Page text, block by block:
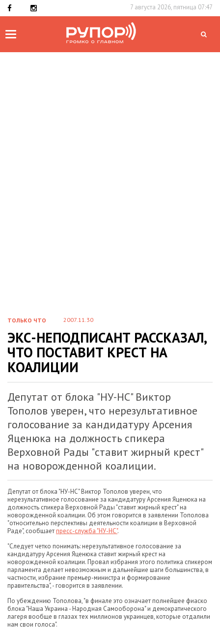
7 августа 2026, пятница 07:47
Toggle
ТОЛЬКО ЧТО 2007.11.30
ЭКС-НЕПОДПИСАНТ РАССКАЗАЛ,
ЧТО ПОСТАВИТ КРЕСТ НА
КОАЛИЦИИ
Депутат от блока "НУ-НС" Виктор
Тополов уверен, что нерезультативное
голосование за кандидатуру Арсения
Яценюка на должность спикера
Верховной Рады "ставит жирный крест"
на новорожденной коалиции.
Депутат от блока "НУ-НС" Виктор Тополов уверен, что
нерезультативное голосование за кандидатуру Арсения Яценюка на
должность спикера Верховной Рады "ставит жирный крест" на
новорожденной коалиции. Об этом говорится в заявлении Тополова
"относительно перспективы деятельности коалиции в Верховной
Раде", сообщаетпресс-служба "НУ-НС".
"Следует четко понимать: нерезультативное голосование за
кандидатуру Арсения Яценюка ставит жирный крест на
новорожденной коалиции. Провал избрания этого политика спикером
парламента делает невозможным и дальнейшие шаги большинства, в
частности, избрание премьер-министра и формирование
правительства", - говорится в заявлении.
По убеждению Тополова, "в финале это означает полнейшее фиаско
блока "Наша Украина - Народная Самооборона" и демократического
лагеря вообще в глазах тех миллионов украинцев, которые отдалили
нам свои голоса".